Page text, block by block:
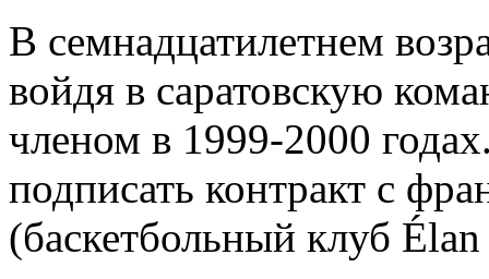
В семнадцатилетнем
войдя в саратовскую
членом в 1999-2000
подписать контракт с
(баскетбольный клуб